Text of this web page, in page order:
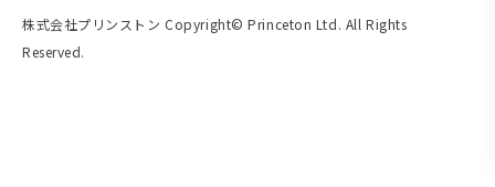
株式会社プリンストン Copyright© Princeton Ltd. All Rights
Reserved.